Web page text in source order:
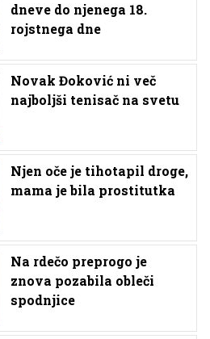
dneve do njenega 18.
rojstnega dne
Novak Đoković ni več
najboljši tenisač na svetu
Njen oče je tihotapil droge,
mama je bila prostitutka
Na rdečo preprogo je
znova pozabila obleči
spodnjice